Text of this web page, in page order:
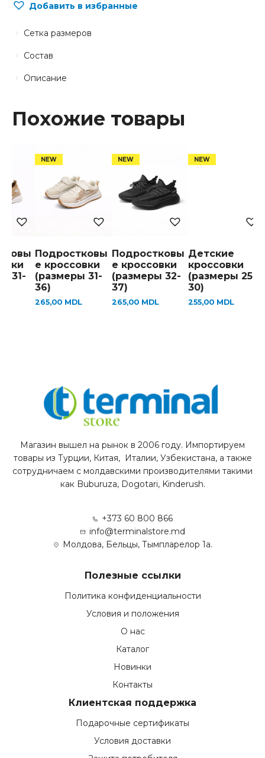
Добавить в избранные
Описание
Состав
Сетка размеров
Похожие товары
31-
Подростковы
е кроссовки
(размеры 31-
36)
265,00 MDL
Подростковы
е кроссовки
(размеры 32-
37)
265,00 MDL
Детские
кроссовки
(размеры 25-
30)
255,00 MDL
Магазин вышел на рынок в 2006 году. Импортируем
товары из Турции, Китая, Италии, Узбекистана, а также
сотрудничаем с молдавскими производителями такими
как Buburuza, Dogotari, Kinderush.
+373 60 800 866
info@terminalstore.md
Молдова, Бельцы, Тымпларелор 1а.
Полезные ссылки
Политика конфиденциальности
Условия и положения
О нас
Каталог
Новинки
Контакты
Клиентская поддержка
Подарочные сертификаты
Условия доставки